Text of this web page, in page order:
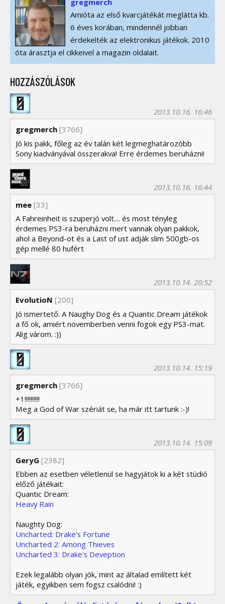
Amióta az első kvarcjátékát meglátta kb.
6 éves korában, mindennél jobban
érdekelték az elektronikus játékok. 2010
óta árasztja el cikkeivel a magazin oldalait.
HOZZÁSZÓLÁSOK
gregmerch
2013.10.16. 16:46
[3766]
Jó kis pakk, főleg az év talán két legmeghatározóbb
Sony kiadványával összerakva! Erre érdemes beruházni!
mee
2013.10.16. 16:44
[33]
A Fahreinheit is szuperjó volt.... és most tényleg
érdemes PS3-ra beruházni mert vannak olyan pakkok,
ahol a Beyond-ot és a Last of ust adják slim 500gb-os
gép mellé 80 hufért
EvolutioN
2013.10.14. 20:52
[200]
Jó ismertető. A Naughy Dog és a Quantic Dream játékok
a fő ok, amiért novemberben venni fogok egy PS3-mat.
Alig várom. :))
gregmerch
2013.10.14. 15:19
[3766]
+1!!!!!!!!!!
Meg a God of War szériát se, ha már itt tartunk :-)!
GeryG
2013.10.14. 15:09
[2382]
Ebben az esetben véletlenül se hagyjátok ki a két stúdió
előző játékait:
Quantic Dream:
Heavy Rain
Naughty Dog:
Uncharted: Drake's Fortune
Uncharted 2: Among Thieves
Uncharted 3: Drake's Deveption
Ezek legalább olyan jók, mint az általad említett két
játék, egyikben sem fogsz csalódni! :)